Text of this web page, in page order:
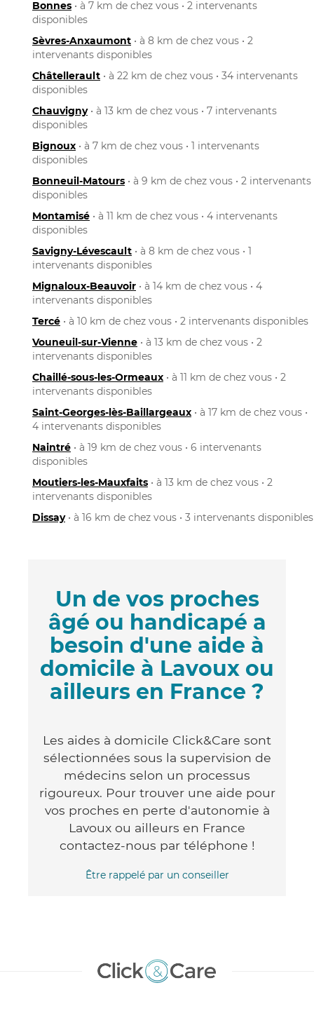
Bonnes • à 7 km de chez vous • 2 intervenants
disponibles
Sèvres-Anxaumont • à 8 km de chez vous • 2
intervenants disponibles
Châtellerault • à 22 km de chez vous • 34 intervenants
disponibles
Chauvigny• à 13 km de chez vous • 7 intervenants
disponibles
Bignoux • à 7 km de chez vous • 1 intervenants
disponibles
Bonneuil-Matours • à 9 km de chez vous • 2 intervenants
disponibles
Montamisé • à 11 km de chez vous • 4 intervenants
disponibles
Savigny-Lévescault • à 8 km de chez vous • 1
intervenants disponibles
Mignaloux-Beauvoir • à 14 km de chez vous • 4
intervenants disponibles
Tercé • à 10 km de chez vous • 2 intervenants disponibles
Vouneuil-sur-Vienne • à 13 km de chez vous • 2
intervenants disponibles
Chaillé-sous-les-Ormeaux • à 11 km de chez vous • 2
intervenants disponibles
Saint-Georges-lès-Baillargeaux • à 17 km de chez vous •
4 intervenants disponibles
Naintré • à 19 km de chez vous • 6 intervenants
disponibles
Moutiers-les-Mauxfaits • à 13 km de chez vous • 2
intervenants disponibles
Dissay• à 16 km de chez vous • 3 intervenants disponibles
Un de vos proches
âgé ou handicapé a
besoin d'une aide à
domicile à Lavoux ou
ailleurs en France ?
Les aides à domicile Click&Care sont
sélectionnées sous la supervision de
médecins selon un processus
rigoureux. Pour trouver une aide pour
vos proches en perte d'autonomie à
Lavoux ou ailleurs en France
contactez-nous par téléphone !
Être rappelé par un conseiller